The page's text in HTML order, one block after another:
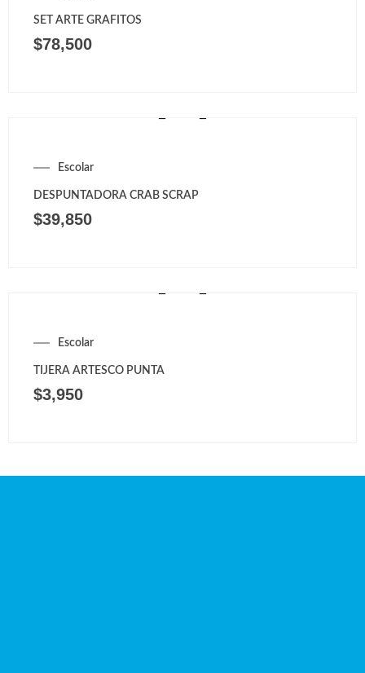
SET ARTE GRAFITOS
$78,500
Escolar
DESPUNTADORA CRAB SCRAP
$39,850
Escolar
TIJERA ARTESCO PUNTA
$3,950